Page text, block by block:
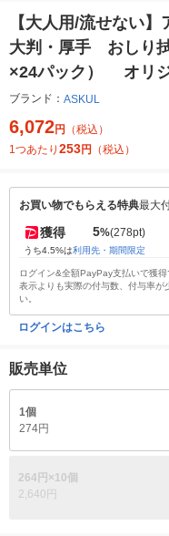
【大人用/流せない
大判・厚手 おしり
×24パック） オリ
ブランド： ASKUL
6,072円
（税込）
1つあたり 253円 （税込）
お買い物でもらえる特典最大
獲得 5%(278pt)
うち4.5%は利用先・期間限定
ログイン&全額PayPay支払いで獲
表示よりも実際の付与数、付与率が
い。
ログインはこちら
販売単位
1個
274円
264円×10個
2,640円